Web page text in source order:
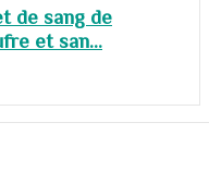
de sang de
et san...